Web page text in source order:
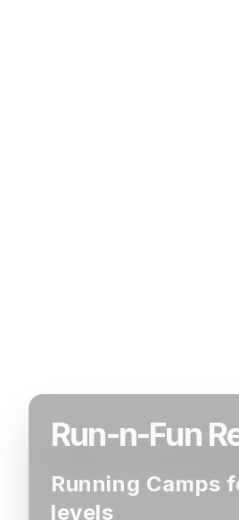
Run-n-Fun
Running Camps
levels